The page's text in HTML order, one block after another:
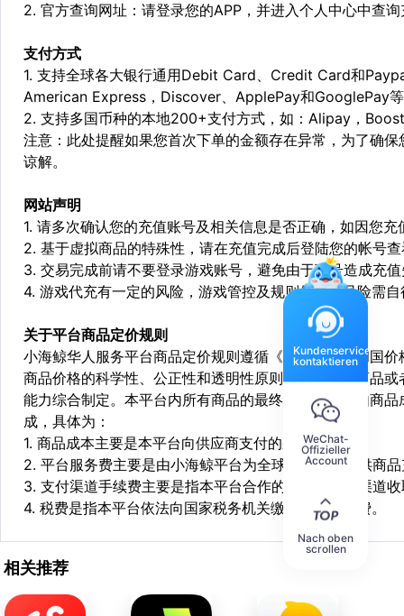
2. 官方查询网址：请登录您的APP，并进入个人中心中查
支付方式
1. 支持全球各大银行通用Debit Card、Credit Card和
American Express，Discover、ApplePay和GooglePay
2. 支持多国币种的本地200+支付方式，如：Alipay，
注意：此处提醒如果您首次下单的金额存在异常，为了确
谅解。
网站声明
1. 请多次确认您的充值账号及相关信息是否正确，如因您
2. 基于虚拟商品的特殊性，请在充值完成后登陆您的帐号
3. 交易完成前请不要登录游戏账号，避免由于顶号造成充
4. 游戏代充有一定的风险，游戏管控及规则处罚等风险需
关于平台商品定价规则
小海鲸华人服务平台商品定价规则遵循《中华人民共和国
商品价格的科学性、公正性和透明性原则，依据相关商品
能力综合制定。本平台内所有商品的最终销售价格均由商
成，具体为：
1. 商品成本主要是本平台向供应商支付的采购成本；
2. 平台服务费主要是由小海鲸平台为全球华人用户提供商
3. 支付渠道手续费主要是指本平台合作的第三方支付渠道
4. 税费是指本平台依法向国家税务机关缴纳的各项税费。
相关推荐
Kundenservice
kontaktieren
WeChat-
Offizieller
Account
Nach oben
scrollen